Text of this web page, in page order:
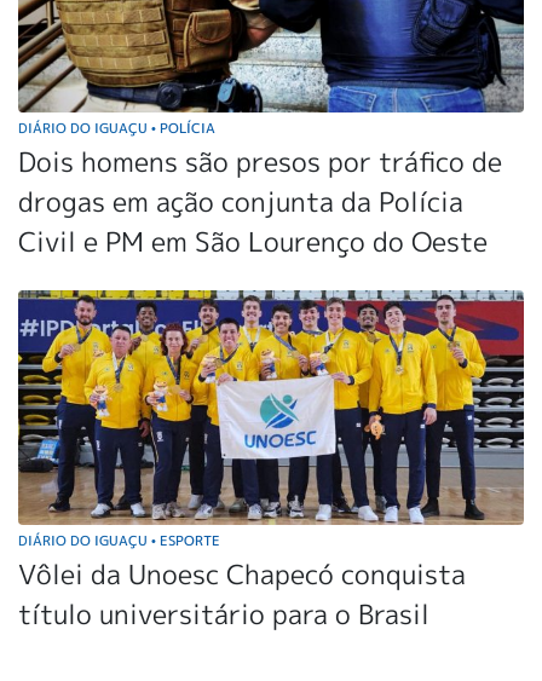
DIÁRIO DO IGUAÇU • POLÍCIA
Dois homens são presos por tráfico de
drogas em ação conjunta da Polícia
Civil e PM em São Lourenço do Oeste
DIÁRIO DO IGUAÇU • ESPORTE
Vôlei da Unoesc Chapecó conquista
título universitário para o Brasil